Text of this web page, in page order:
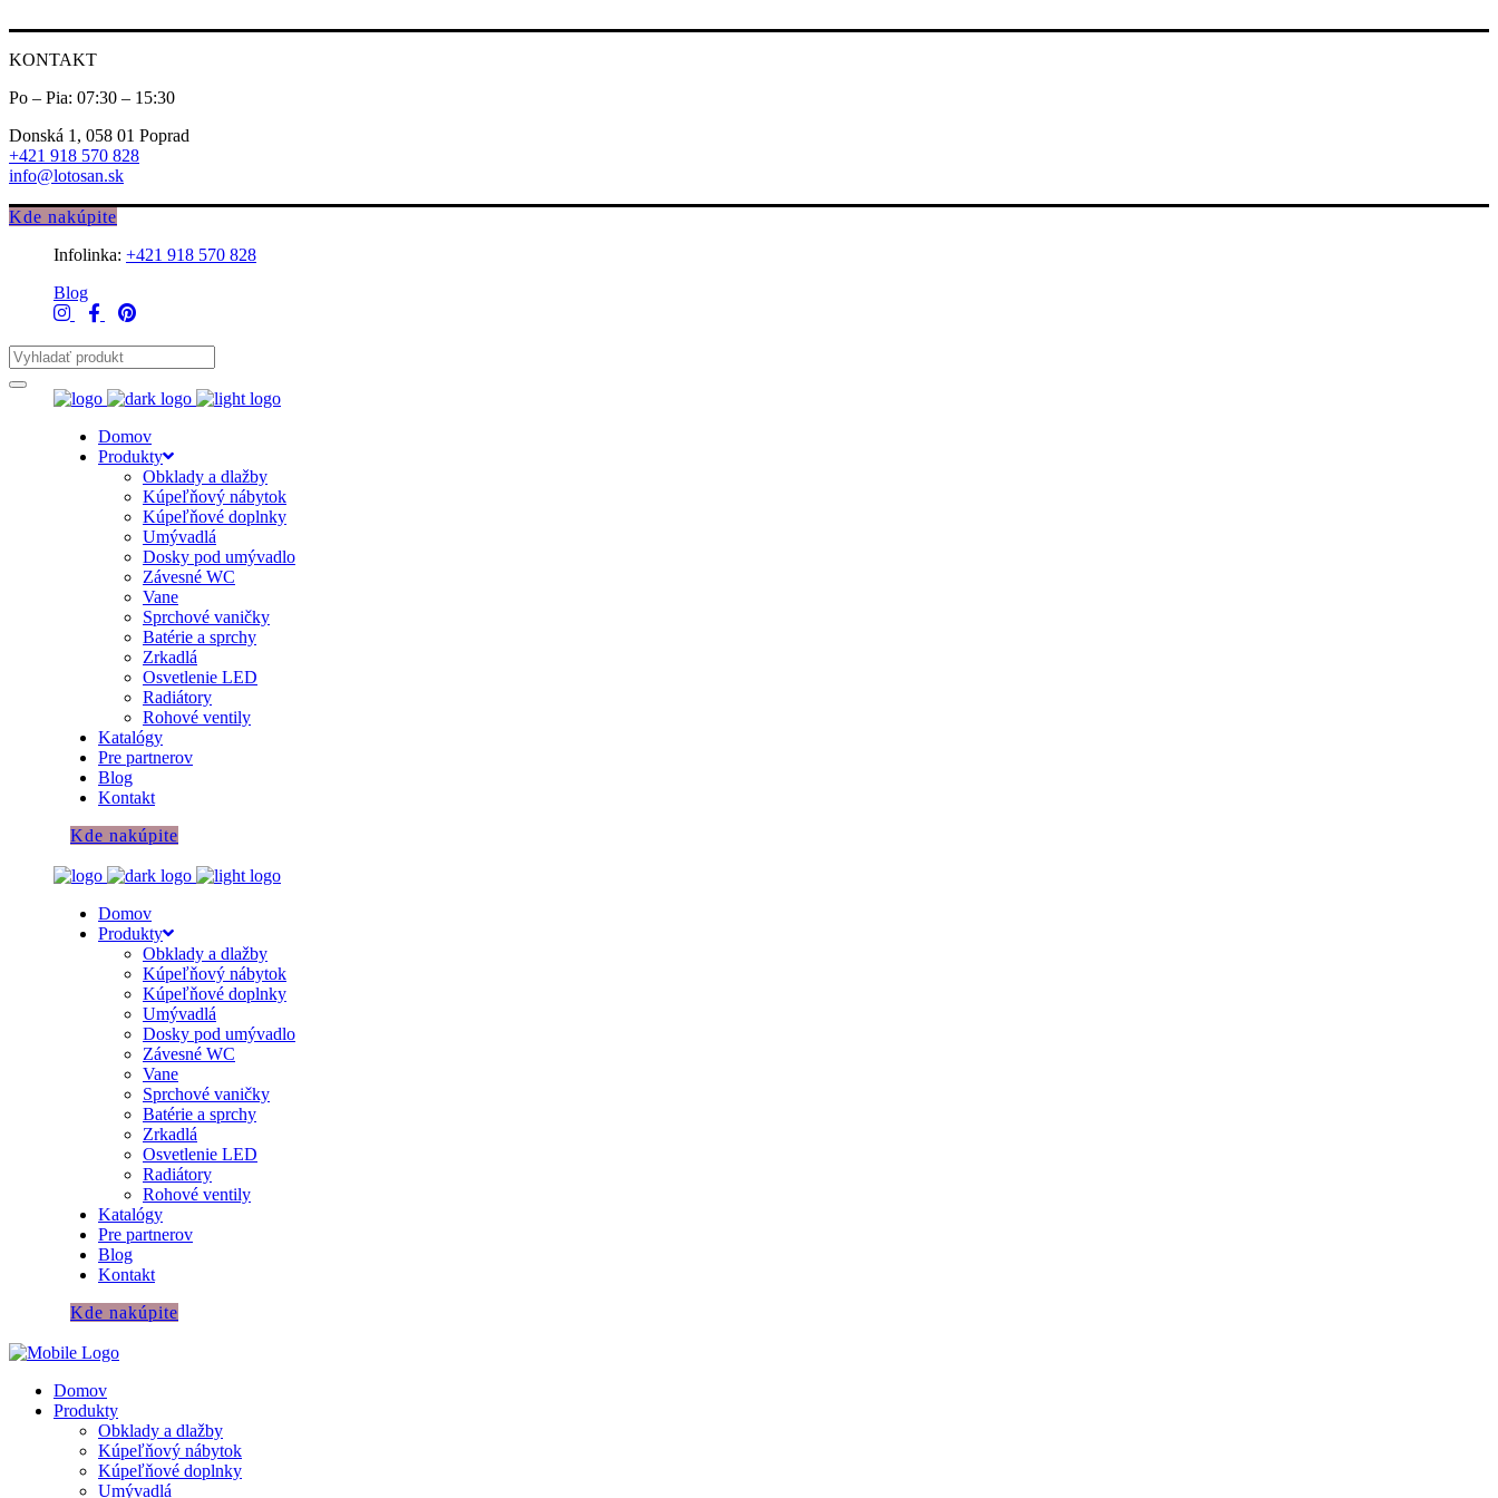
KONTAKT
Po – Pia: 07:30 – 15:30
Donská 1, 058 01 Poprad
+421 918 570 828
info@lotosan.sk
Kde nakúpite
Infolinka: +421 918 570 828
Blog
Domov
Produkty
Obklady a dlažby
Kúpeľňový nábytok
Kúpeľňové doplnky
Umývadlá
Dosky pod umývadlo
Závesné WC
Vane
Sprchové vaničky
Batérie a sprchy
Zrkadlá
Osvetlenie LED
Radiátory
Rohové ventily
Katalógy
Pre partnerov
Blog
Kontakt
Kde nakúpite
Domov
Produkty
Obklady a dlažby
Kúpeľňový nábytok
Kúpeľňové doplnky
Umývadlá
Dosky pod umývadlo
Závesné WC
Vane
Sprchové vaničky
Batérie a sprchy
Zrkadlá
Osvetlenie LED
Radiátory
Rohové ventily
Katalógy
Pre partnerov
Blog
Kontakt
Kde nakúpite
Domov
Produkty
Obklady a dlažby
Kúpeľňový nábytok
Kúpeľňové doplnky
Umývadlá